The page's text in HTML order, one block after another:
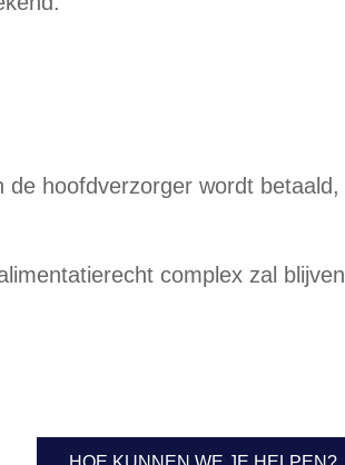
de hoofdverzorger wordt
complex zal